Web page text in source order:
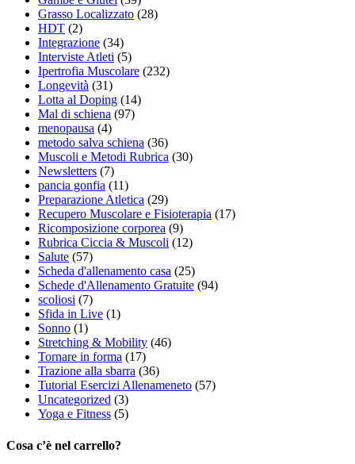
Grasso Localizzato (28)
HDT (2)
Integrazione (34)
Interviste Atleti (5)
Ipertrofia Muscolare (232)
Longevità (31)
Lotta al Doping (14)
Mal di schiena (97)
menopausa (4)
metodo salva schiena (36)
Muscoli e Metodi Rubrica (30)
Newsletters (7)
pancia gonfia (11)
Preparazione Atletica (29)
Recupero Muscolare e Fisioterapia (17)
Ricomposizione corporea (9)
Rubrica Ciccia & Muscoli (12)
Salute (57)
Scheda d'allenamento casa (25)
Schede d'Allenamento Gratuite (94)
scoliosi (7)
Sfida in Live (1)
Sonno (1)
Stretching & Mobility (46)
Tornare in forma (17)
Trazione alla sbarra (36)
Tutorial Esercizi Allenameneto (57)
Uncategorized (3)
Yoga e Fitness (5)
Cosa c’è nel carrello?